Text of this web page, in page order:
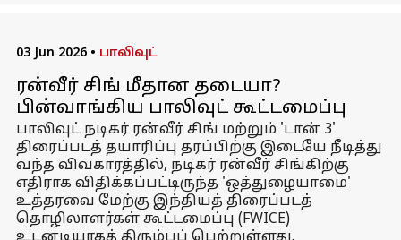
03 Jun 2026 • பாலிவுட்
ரன்வீர் சிங் மீதான தடையா?
பின்வாங்கிய பாலிவுட் கூட்டமைப்பு
பாலிவுட் நடிகர் ரன்வீர் சிங் மற்றும் 'டான் 3'
திரைப்படத் தயாரிப்பு தரப்பிற்கு இடையே நீடித்து
வந்த விவகாரத்தில், நடிகர் ரன்வீர் சிங்கிற்கு
எதிராக விதிக்கப்பட்டிருந்த 'ஒத்துழையாமை'
உத்தரவை மேற்கு இந்தியத் திரைப்படத்
தொழிலாளர்கள் கூட்டமைப்பு (FWICE)